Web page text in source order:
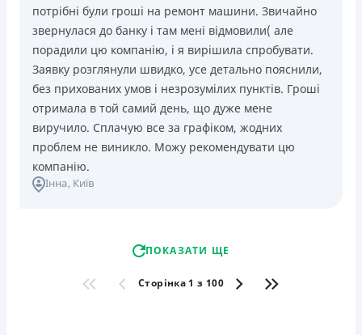
потрібні були гроші на ремонт машини. Звичайно
звернулася до банку і там мені відмовили( але
порадили цю компанію, і я вирішила спробувати.
Заявку розглянули швидко, усе детально пояснили,
без прихованих умов і незрозумілих пунктів. Гроші
отримала в той самий день, що дуже мене
виручило. Сплачую все за графіком, жодних
проблем не виникло. Можу рекомендувати цю
компанію.
Інна, Київ
ПОКАЗАТИ ЩЕ
Сторінка 1 з 100